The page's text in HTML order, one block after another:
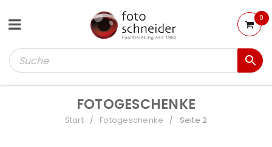
0
FOTOGESCHENKE
Start / Fotogeschenke / Seite 2